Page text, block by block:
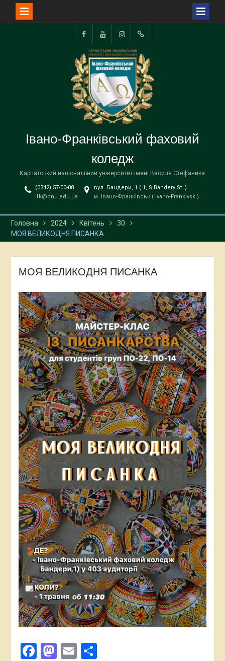
FacebookYouTubeInstagramTikTok
Івано-Франківський фаховий
коледж
Карпатський національний університет імені Василя Стефаника
(0342) 57-00-08
ifk@cnu.edu.ua
вул. Бандери, 1 ( 1, S.Bandery St. )
м. Івано-Франківськ ( Ivano-Frankivsk )
Головна 2024 Квітень
30
МОЯ ВЕЛИКОДНЯ ПИСАНКА
МОЯ ВЕЛИКОДНЯ ПИСАНКА
Facebook
Mastodon
EmailПоділитися